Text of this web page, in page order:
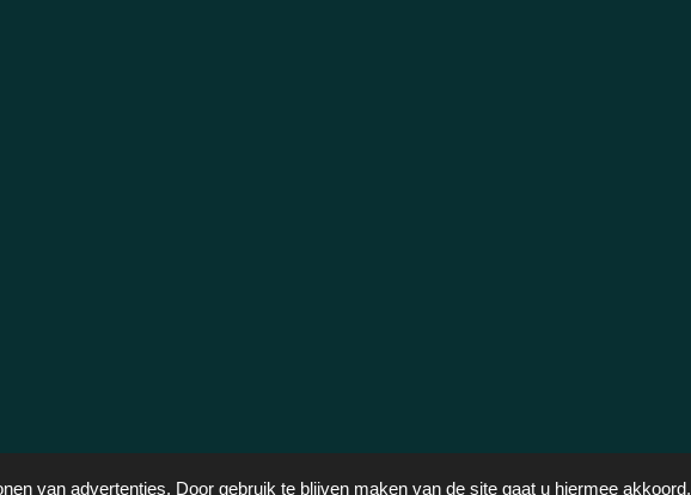
van advertenties. Door gebruik te blijven maken van de site gaat u hiermee akkoord.